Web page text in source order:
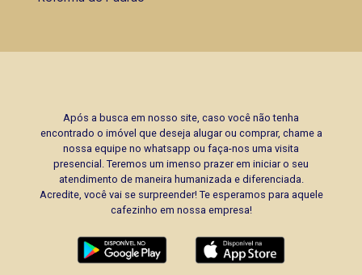
Após a busca em nosso site, caso você não tenha
encontrado o imóvel que deseja alugar ou comprar, chame a
nossa equipe no whatsapp ou faça-nos uma visita
presencial. Teremos um imenso prazer em iniciar o seu
atendimento de maneira humanizada e diferenciada.
Acredite, você vai se surpreender! Te esperamos para aquele
cafezinho em nossa empresa!